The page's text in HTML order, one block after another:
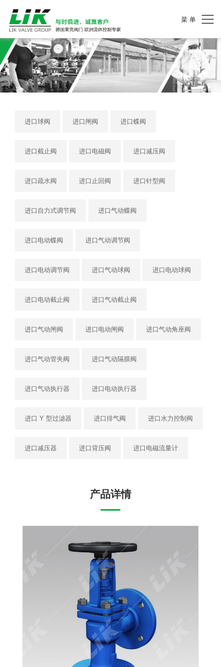
菜 单
进口球阀 进口闸阀 进口蝶阀
进口截止阀 进口电磁阀 进口减压阀
进口疏水阀 进口止回阀 进口针型阀
进口自力式调节阀 进口气动蝶阀
进口电动蝶阀 进口气动调节阀
进口电动调节阀 进口气动球阀 进口电动球阀
进口电动截止阀 进口气动截止阀
进口气动闸阀 进口电动闸阀 进口气动角座阀
进口气动管夹阀 进口气动隔膜阀
进口气动执行器 进口电动执行器
进口 Y 型过滤器 进口排气阀 进口水力控制阀
进口减压器 进口背压阀 进口电磁流量计
产品详情